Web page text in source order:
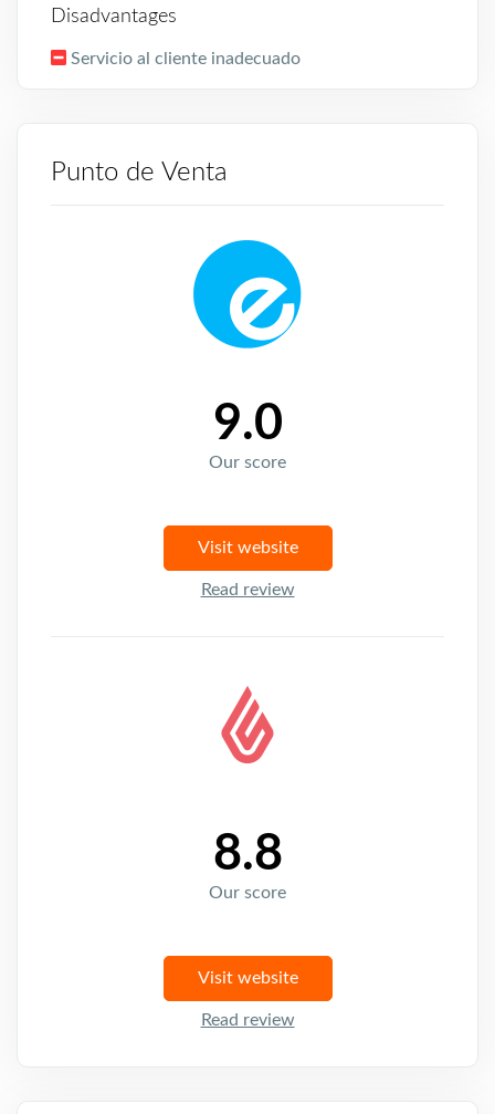
Disadvantages
Servicio al cliente inadecuado
Punto de Venta
9.0
Our score
Visit website
Read review
8.8
Our score
Visit website
Read review